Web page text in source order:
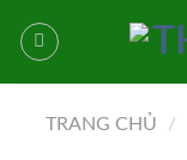
qua
TRANG CHỦ
/